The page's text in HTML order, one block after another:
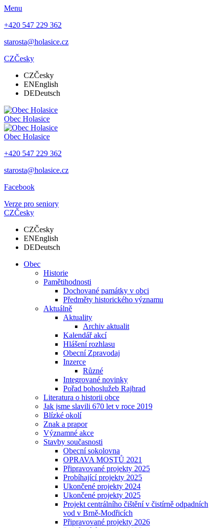
Menu
+420 547 229 362
starosta@holasice.cz
CZČesky
CZČesky
ENEnglish
DEDeutsch
Obec Holasice
Obec Holasice
+420 547 229 362
starosta@holasice.cz
Facebook
Verze pro seniory
CZČesky
CZČesky
ENEnglish
DEDeutsch
Obec
Historie
Pamětihodnosti
Dochované památky v obci
Předměty historického významu
Aktuálně
Aktuality
Archiv aktualit
Kalendář akcí
Hlášení rozhlasu
Obecní Zpravodaj
Inzerce
Různé
Integrované novinky
Pořad bohoslužeb Rajhrad
Literatura o historii obce
Jak jsme slavili 670 let v roce 2019
Blízké okolí
Znak a prapor
Významné akce
Stavby současnosti
Obecní sokolovna
OPRAVA MOSTŮ 2021
Připravované projekty 2025
Probíhající projekty 2025
Ukončené projekty 2024
Ukončené projekty 2025
Projekt centrálního čištění v čistírně odpadních
vod v Brně-Modřicích
Připravované projekty 2026